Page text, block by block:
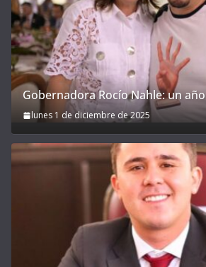
Gobernadora Rocío Nahle: un año
lunes 1 de diciembre de 2025